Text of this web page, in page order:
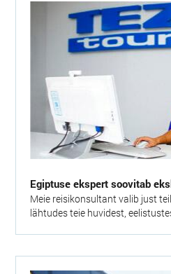
Egiptuse ekspert soovitab
Meie reisikonsultant valib just
lähtudes teie huvidest,